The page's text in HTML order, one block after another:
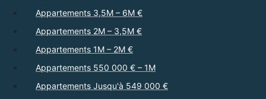
Appartements 3,5M – 6M €
Appartements 2M – 3,5M €
Appartements 1M – 2M €
Appartements 550 000 € – 1M
Appartements Jusqu'à 549 000 €